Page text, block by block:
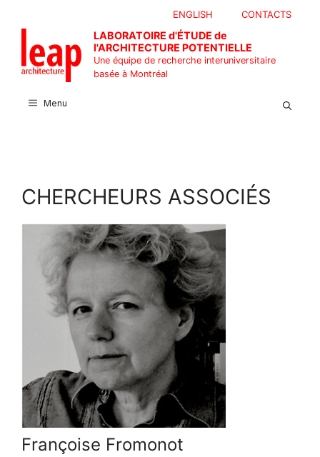
contenu
CONTACTS
ENGLISH
LABORATOIRE d'ÉTUDE de
l'ARCHITECTURE POTENTIELLE
Une équipe de recherche interuniversitaire
basée à Montréal
Menu
CHERCHEURS ASSOCIÉS
Françoise Fromonot